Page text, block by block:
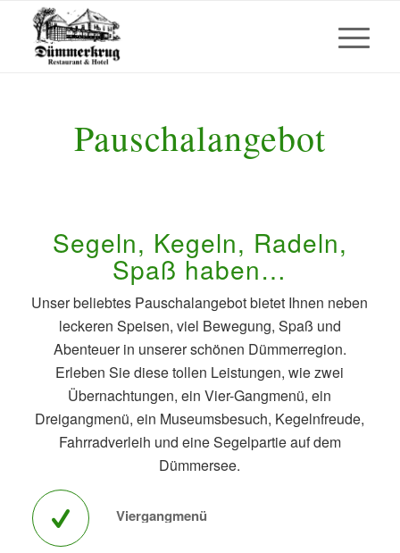
Pauschalangebot
Segeln, Kegeln, Radeln,
Spaß haben…
Unser beliebtes Pauschalangebot bietet Ihnen neben
leckeren Speisen, viel Bewegung, Spaß und
Abenteuer in unserer schönen Dümmerregion.
Erleben Sie diese tollen Leistungen, wie zwei
Übernachtungen, ein Vier-Gangmenü, ein
Dreigangmenü, ein Museumsbesuch, Kegelnfreude,
Fahrradverleih und eine Segelpartie auf dem
Dümmersee.
Viergangmenü